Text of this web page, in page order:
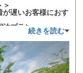
が遅いお客様におす
泊プラン。
】【大浴場 白樺の
プランです。夕食
続きを読む